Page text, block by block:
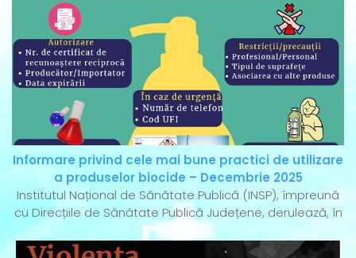
Informare privind cele mai bune practici de utilizare
a produselor biocide – Decembrie 2025
Institutul Național de Sănătate Publică (INSP), împreună
cu Direcțiile de Sănătate Publică Județene, derulează, în